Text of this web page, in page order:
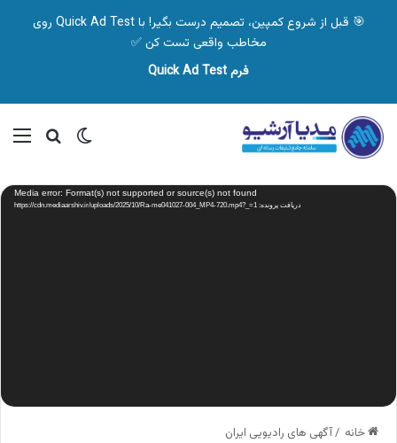
🎯 قبل از شروع کمپین، تصمیم درست بگیر! با Quick Ad Test روی
مخاطب واقعی تست کن ✅
فرم Quick Ad Test
تغییر پوسته
نمایشگر
ویدیو Media error: Format(s) not supported or source(s) not found
دریافت پرونده: https://cdn.mediaarshiv.ir/uploads/2025/10/Ra-me041027-004_MP4-720.mp4?_=1
خانه /آگهی های رادیویی ایران